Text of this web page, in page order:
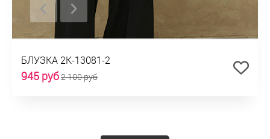
БЛУЗКА 2К-13081-2
945 руб2 100 руб